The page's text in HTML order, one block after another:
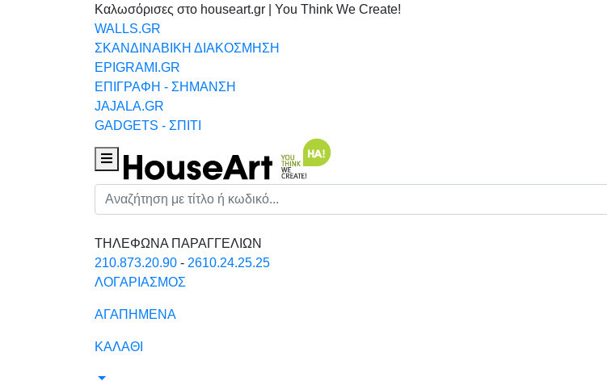
Καλωσόρισες στο houseart.gr | You Think We Create!
WALLS.GR
ΣΚΑΝΔΙΝΑΒΙΚΗ ΔΙΑΚΟΣΜΗΣΗ
EPIGRAMI.GR
ΕΠΙΓΡΑΦΗ - ΣΗΜΑΝΣΗ
JAJALA.GR
GADGETS - ΣΠΙΤΙ
Houseart Menu
Αναζήτηση
ΤΗΛΕΦΩΝΑ ΠΑΡΑΓΓΕΛΙΩΝ
210.873.20.90 - 2610.24.25.25
ΛΟΓΑΡΙΑΣΜΟΣ
ΑΓΑΠΗΜΕΝΑ
ΚΑΛΑΘΙ